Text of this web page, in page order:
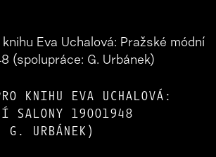
KNIHU EVA UCHALOVÁ:
SALONY 19001948
G. URBÁNEK)